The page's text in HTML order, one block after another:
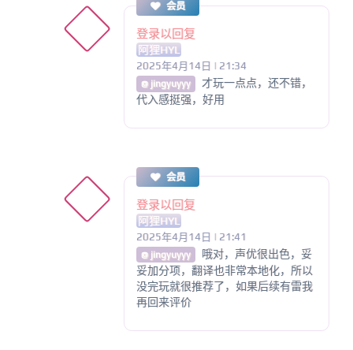
会员
登录以回复
阿狸HYL
2025年4月14日 | 21:34
@ jingyuyyy
才玩一点点，还不错，
代入感挺强，好用
会员
登录以回复
阿狸HYL
2025年4月14日 | 21:41
@ jingyuyyy
哦对，声优很出色，妥
妥加分项，翻译也非常本地化，所以
没完玩就很推荐了，如果后续有雷我
再回来评价